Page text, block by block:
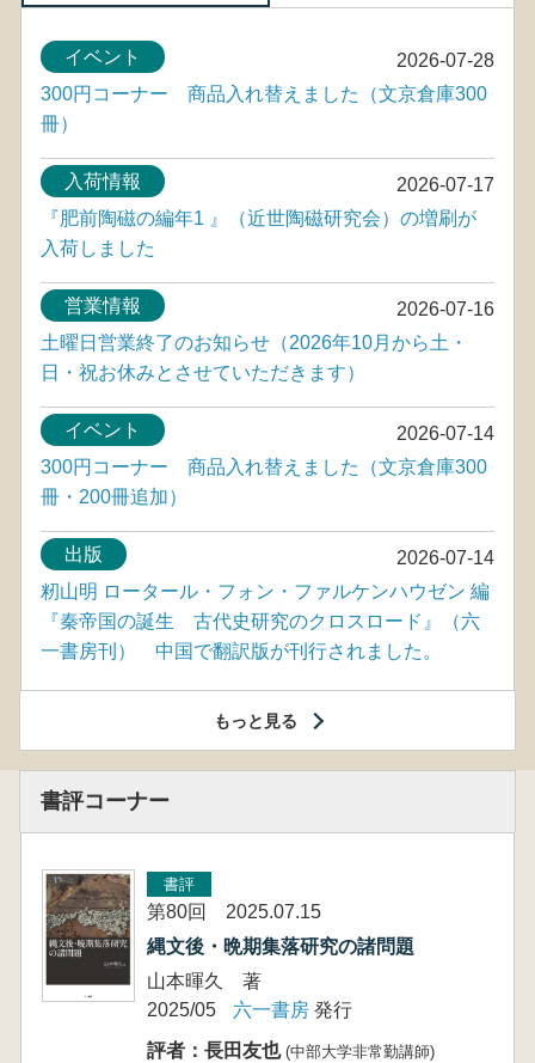
2026-07-28
イベント
300円コーナー 商品入れ替えました（文京倉庫300
冊）
2026-07-17
入荷情報
『肥前陶磁の編年1 』（近世陶磁研究会）の増刷が
入荷しました
2026-07-16
営業情報
土曜日営業終了のお知らせ（2026年10月から土・
日・祝お休みとさせていただきます）
2026-07-14
イベント
300円コーナー 商品入れ替えました（文京倉庫300
冊・200冊追加）
2026-07-14
出版
籾山明 ロータール・フォン・ファルケンハウゼン 編
『秦帝国の誕生 古代史研究のクロスロード』（六
一書房刊） 中国で翻訳版が刊行されました。
もっと見る
書評コーナー
書評
第80回 2025.07.15
縄文後・晩期集落研究の諸問題
山本暉久 著
2025/05
六一書房 発行
評者：長田友也 (中部大学非常勤講師)